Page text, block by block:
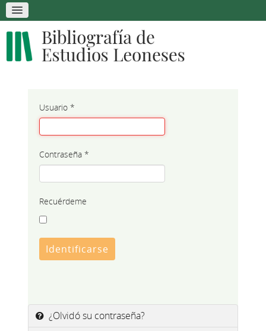
Usuario*
Contraseña*
Recuérdeme
Identificarse
¿Olvidó su contraseña?